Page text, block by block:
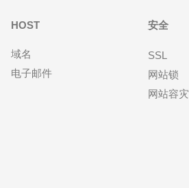
HOST
域名
电子邮件
安全
SSL
网站锁
网站容灾